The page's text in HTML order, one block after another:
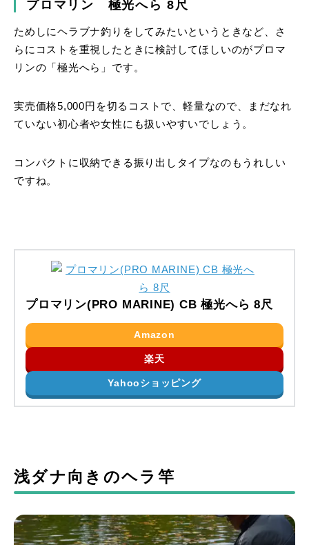
プロマリン 極光へら 8尺
ためしにヘラブナ釣りをしてみたいというときなど、さ
らにコストを重視したときに検討してほしいのがプロマ
リンの「極光へら」です。
実売価格5,000円を切るコストで、軽量なので、まだなれ
ていない初心者や女性にも扱いやすいでしょう。
コンパクトに収納できる振り出しタイプなのもうれしい
ですね。
プロマリン(PRO MARINE) CB 極光へら 8尺
Amazon
楽天
Yahooショッピング
浅ダナ向きのヘラ竿